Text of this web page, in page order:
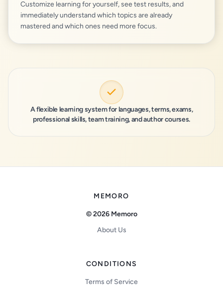
Customize learning for yourself, see test results, and
immediately understand which topics are already
mastered and which ones need more focus.
A flexible learning system for languages, terms, exams,
professional skills, team training, and author courses.
MEMORO
© 2026 Memoro
About Us
CONDITIONS
Terms of Service